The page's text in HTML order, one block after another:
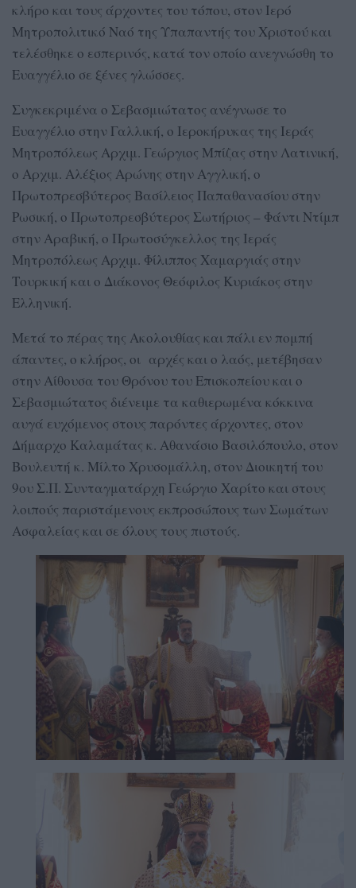
κλήρο και τους άρχοντες του τόπου, στον Ιερό
Μητροπολιτικό Ναό της Υπαπαντής του Χριστού και
τελέσθηκε ο εσπερινός, κατά τον οποίο ανεγνώσθη το
Ευαγγέλιο σε ξένες γλώσσες.
Συγκεκριμένα ο Σεβασμιώτατος ανέγνωσε το
Ευαγγέλιο στην Γαλλική, ο Ιεροκήρυκας της Ιεράς
Μητροπόλεως Αρχιμ. Γεώργιος Μπίζας στην Λατινική,
ο Αρχιμ. Αλέξιος Αρώνης στην Αγγλική, ο
Πρωτοπρεσβύτερος Βασίλειος Παπαθανασίου στην
Ρωσική, ο Πρωτοπρεσβύτερος Σωτήριος – Φάντι Ντίμπ
στην Αραβική, ο Πρωτοσύγκελλος της Ιεράς
Μητροπόλεως Αρχιμ. Φίλιππος Χαμαργιάς στην
Τουρκική και ο Διάκονος Θεόφιλος Κυριάκος στην
Ελληνική.
Μετά το πέρας της Ακολουθίας και πάλι εν πομπή
άπαντες, ο κλήρος, οι αρχές και ο λαός, μετέβησαν
στην Αίθουσα του Θρόνου του Επισκοπείου και ο
Σεβασμιώτατος διένειμε τα καθιερωμένα κόκκινα
αυγά ευχόμενος στους παρόντες άρχοντες, στον
Δήμαρχο Καλαμάτας κ. Αθανάσιο Βασιλόπουλο, στον
Βουλευτή κ. Μίλτο Χρυσομάλλη, στον Διοικητή του
9ου Σ.Π. Συνταγματάρχη Γεώργιο Χαρίτο και στους
λοιπούς παριστάμενους εκπροσώπους των Σωμάτων
Ασφαλείας και σε όλους τους πιστούς.